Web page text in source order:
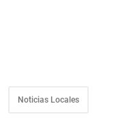
Noticias Locales